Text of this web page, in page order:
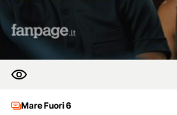
Mare Fuori 6